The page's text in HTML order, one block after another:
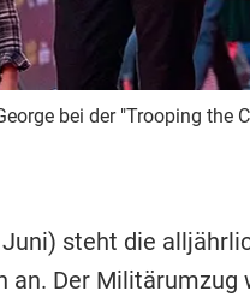
bei der "Trooping the
steht die
an. Der